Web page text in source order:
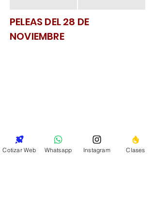
PELEAS DEL 28 DE
NOVIEMBRE
Cotizar Web Whatsapp Instagram Clases